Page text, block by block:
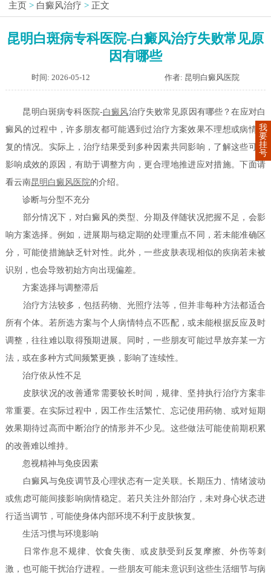
主页 > 白癜风治疗 > 正文
昆明白斑病专科医院-白癜风治疗失败常见原
因有哪些
时间: 2026-05-12 作者: 昆明白癜风医院
昆明白斑病专科医院-白癜风治疗失败常见原因有哪些？在应对白
癜风的过程中，许多朋友都可能遇到过治疗方案效果不理想或病情反
复的情况。实际上，治疗结果受到多种因素共同影响，了解这些可能
影响成效的原因，有助于调整方向，更合理地推进应对措施。下面请
看云南昆明白癜风医院的介绍。
诊断与分型不充分
部分情况下，对白癜风的类型、分期及伴随状况把握不足，会影
响方案选择。例如，进展期与稳定期的处理重点不同，若未能准确区
分，可能使措施缺乏针对性。此外，一些皮肤表现相似的疾病若未被
识别，也会导致初始方向出现偏差。
方案选择与调整滞后
治疗方法较多，包括药物、光照疗法等，但并非每种方法都适合
所有个体。若所选方案与个人病情特点不匹配，或未能根据反应及时
调整，往往难以取得预期进展。同时，一些朋友可能过早放弃某一方
法，或在多种方式间频繁更换，影响了连续性。
治疗依从性不足
皮肤状况的改善通常需要较长时间，规律、坚持执行治疗方案非
常重要。在实际过程中，因工作生活繁忙、忘记使用药物、或对短期
效果期待过高而中断治疗的情形并不少见。这些做法可能使前期积累
的改善难以维持。
忽视精神与免疫因素
白癜风与免疫调节及心理状态有一定关联。长期压力、情绪波动
或焦虑可能间接影响病情稳定。若只关注外部治疗，未对身心状态进
行适当调节，可能使身体内部环境不利于皮肤恢复。
生活习惯与环境影响
日常作息不规律、饮食失衡、或皮肤受到反复摩擦、外伤等刺
激，也可能干扰治疗进程。一些朋友可能未意识到这些生活细节与病
我
要
挂
号